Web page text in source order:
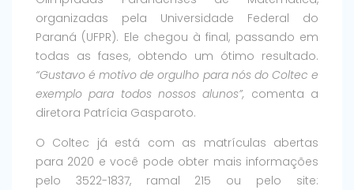
organizadas pela Universidade Federal do
Paraná (UFPR). Ele chegou à final, passando em
todas as fases, obtendo um ótimo resultado.
“Gustavo é motivo de orgulho para nós do Coltec e
exemplo para todos nossos alunos”, comenta a
diretora Patrícia Gasparoto.
O Coltec já está com as matrículas abertas
para 2020 e você pode obter mais informações
pelo 3522-1837, ramal 215 ou pelo site: